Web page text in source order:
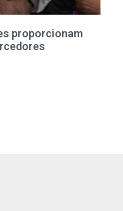
proporcionam